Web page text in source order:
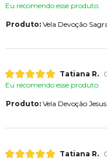
Eu recomendo esse produto.
Produto:Vela Devoção
Tatiana R.
Eu recomendo esse produto.
Produto:Vela Devoção
Tatiana R.